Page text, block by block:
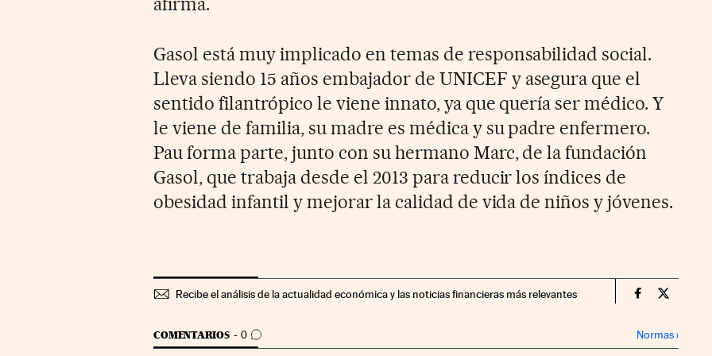
Gasol está muy implicado en temas de responsabilidad social.
Lleva siendo 15 años embajador de UNICEF y asegura que el
sentido filantrópico le viene innato, ya que quería ser médico. Y
le viene de familia, su madre es médica y su padre enfermero.
Pau forma parte, junto con su hermano Marc, de la fundación
Gasol, que trabaja desde el 2013 para reducir los índices de
obesidad infantil y mejorar la calidad de vida de niños y jóvenes.
Recibe el análisis de la actualidad económica y las noticias financieras más relevantes Fortunas
COMENTARIOS 0
IR A LOS COMENTARIOS Normas›